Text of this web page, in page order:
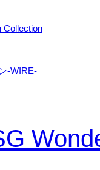
Collection
-WIRE-